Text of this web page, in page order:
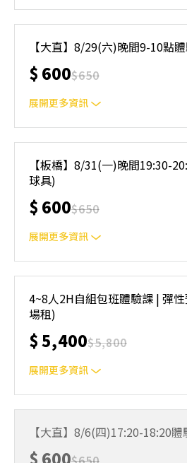
制。歡迎邀請親友一同報名參加，
人數未達開班門檻，或因天候不佳
情況安排延期或併班處理。 ⚠️ 報名
無法上課，僅提供課程延期選項，
與課程異動規則】。報名後視為您
【大直】8/29(六)晚間9-10點
$ 600$650
展開更多資訊
制。歡迎邀請親友一同報名參加，
人數未達開班門檻，或因天候不佳無
情況安排延期或併班處理。 ⚠️ 報名
無法上課，僅提供課程延期選項，
與課程異動規則】。報名後視為您
【板橋】8/31(一)晚間19:30-
球具)
$ 600$650
展開更多資訊
制。歡迎邀請親友一同報名參加，
人數未達開班門檻，或因天候不佳無
情況安排延期或併班處理。 ⚠️ 報名
無法上課，僅提供課程延期選項，
與課程異動規則】。報名後視為您
4~8人2H自組包班體驗課 | 彈
場租)
$5,400$5,800
展開更多資訊
和、萬華、桃園，將會依照預約時
【大直】8/6(四)17:20-18:20
$ 600